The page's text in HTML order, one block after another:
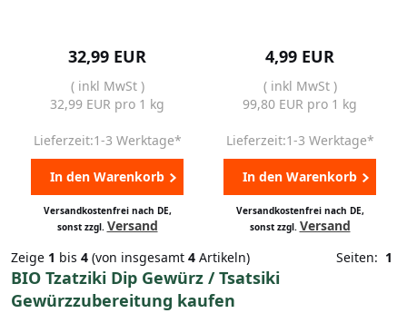
32,99 EUR
( inkl MwSt )
32,99 EUR pro 1 kg
Lieferzeit:1-3 Werktage*
In den Warenkorb
Versandkostenfrei nach DE,
sonst zzgl. Versand
4,99 EUR
( inkl MwSt )
99,80 EUR pro 1 kg
Lieferzeit:1-3 Werktage*
In den Warenkorb
Versandkostenfrei nach DE,
sonst zzgl. Versand
Zeige 1 bis 4 (von insgesamt 4 Artikeln) Seiten: 1
BIO Tzatziki Dip Gewürz / Tsatsiki
Gewürzzubereitung kaufen